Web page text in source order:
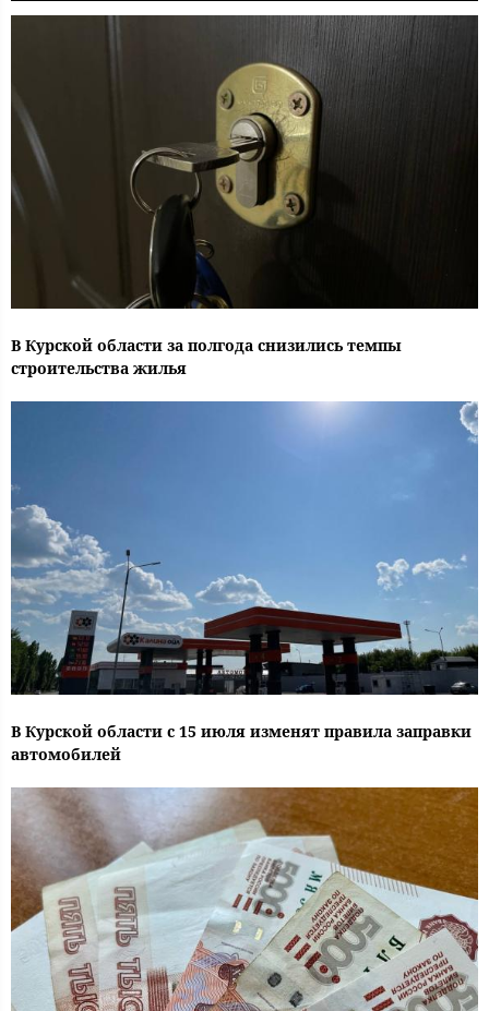
В Курской области за полгода снизились темпы
строительства жилья
В Курской области с 15 июля изменят правила заправки
автомобилей